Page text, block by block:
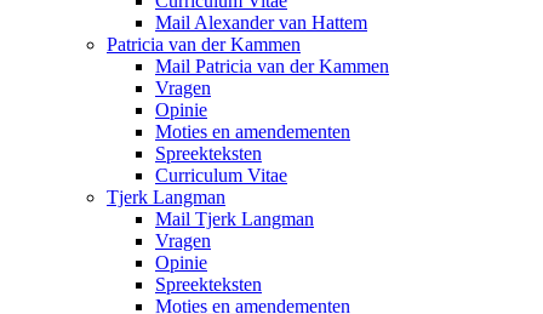
Mail Alexander van Hattem
Patricia van der Kammen
Mail Patricia van der Kammen
Vragen
Opinie
Moties en amendementen
Spreekteksten
Curriculum Vitae
Tjerk Langman
Mail Tjerk Langman
Vragen
Opinie
Spreekteksten
Moties en amendementen